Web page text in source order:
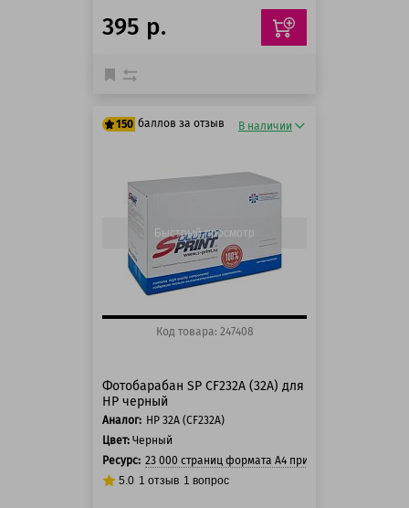
395 р.
150 баллов за отзыв
150 баллов
В наличии
Быстрый просмотр
Код товара: 247408
Фотобарабан SP CF232A (32A) для
HP черный
Аналог: HP 32A (CF232A)
Цвет: Черный
Ресурс: 23 000 страниц формата А4 при 5% заполнении
5.0 1 отзыв 1 вопрос